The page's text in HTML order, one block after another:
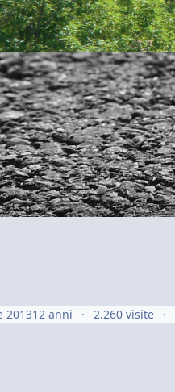
201312 anni 2.260 visite